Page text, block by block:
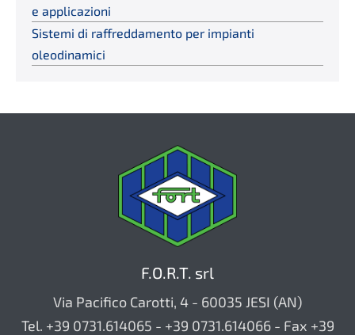
e applicazioni
Sistemi di raffreddamento per impianti
oleodinamici
F.O.R.T. srl
Via Pacifico Carotti, 4 - 60035 JESI (AN)
Tel. +39 0731.614065 - +39 0731.614066 - Fax +39